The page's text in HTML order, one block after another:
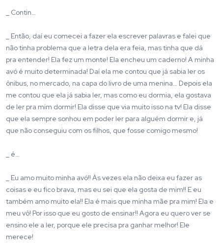
_ Contin…
_ Então, daí eu comecei a fazer ela escrever palavras e falei que
não tinha problema que a letra dela era feia, mas tinha que dá
pra entender! Ela fez um monte! Ela encheu um caderno! A minha
avó é muito determinada! Daí ela me contou que já sabia ler os
ônibus, no mercado, na capa do livro de uma menina… Depois ela
me contou que ela já sabia ler, mas como eu dormia, ela gostava
de ler pra mim dormir! Ela disse que via muito isso na tv! Ela disse
que ela sempre sonhou em poder ler para alguém dormir e, já
que não conseguiu com os filhos, que fosse comigo mesmo!
_ é…
_ Eu amo muito minha avó!! Às vezes ela não deixa eu fazer as
coisas e eu fico brava, mas eu sei que ela gosta de mim!! E eu
também amo muito ela!! Ela é mais que minha mãe pra mim! Ela e
meu vô! Por isso que eu gosto de ensinar!! Agora eu quero ver se
ensino ele a ler, porque ele precisa pra ganhar melhor! Ele
merece!